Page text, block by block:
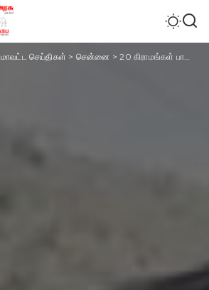
மாவட்ட செய்திகள் > சென்னை >20 கிராமங்கள் பாலைவனமாகும் அபாயம்-தேர்தல் புறக்கணிப்பு எச்சரிக்கை